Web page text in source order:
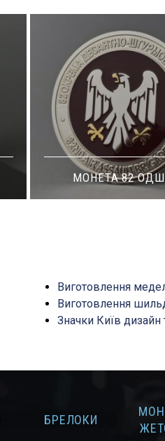
МОНЕТА 82
Виготовлення
Виготовлення
Значки Київ дизайн
БРЕЛОКИ